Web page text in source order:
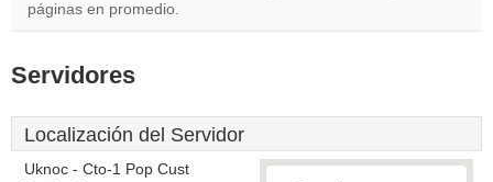
páginas en promedio.
Servidores
Localización del Servidor
Uknoc - Cto-1 Pop Cust